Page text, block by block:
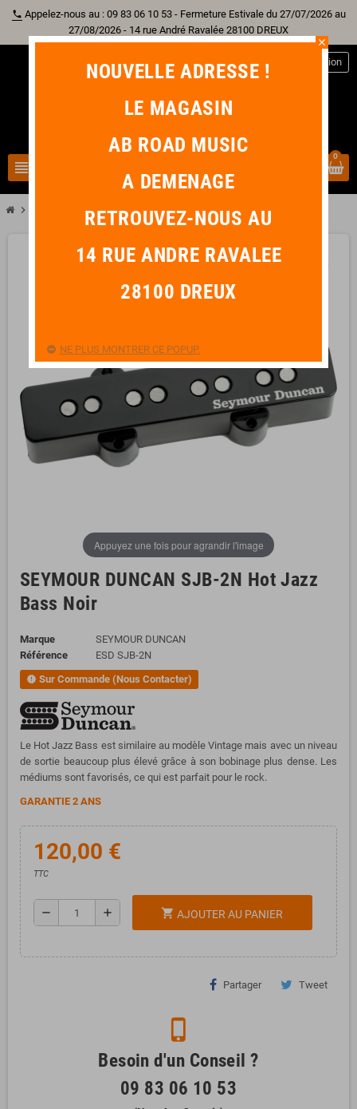
phone Appelez-nous au : 09 83 06 10 53 - Fermeture Estivale du 27/07/2026 au
27/08/2026 - 14 rue André Ravalée 28100 DREUX
view_headline
Connexion
0
chevron_right SEYMOUR DUNCAN SJB-2N Hot Jazz Bass Noir
Appuyez une fois pour agrandir l'image
SEYMOUR DUNCAN SJB-2N Hot Jazz
Bass Noir
Marque
SEYMOUR DUNCAN
Référence
ESD SJB-2N
new_releases Sur Commande (Nous Contacter)
Le Hot Jazz Bass est similaire au modèle Vintage mais avec un niveau
de sortie beaucoup plus élevé grâce à son bobinage plus dense. Les
médiums sont favorisés, ce qui est parfait pour le rock.
GARANTIE 2 ANS
120,00 €
TTC
remove add shopping_cart AJOUTER AU PANIER
Partager Tweet
phone_iphone
Besoin d'un Conseil ?
09 83 06 10 53
close
NOUVELLE ADRESSE !
LE MAGASIN
AB ROAD MUSIC
A DEMENAGE
RETROUVEZ-NOUS AU
14 RUE ANDRE RAVALEE
28100 DREUX
NE PLUS MONTRER CE POPUP.